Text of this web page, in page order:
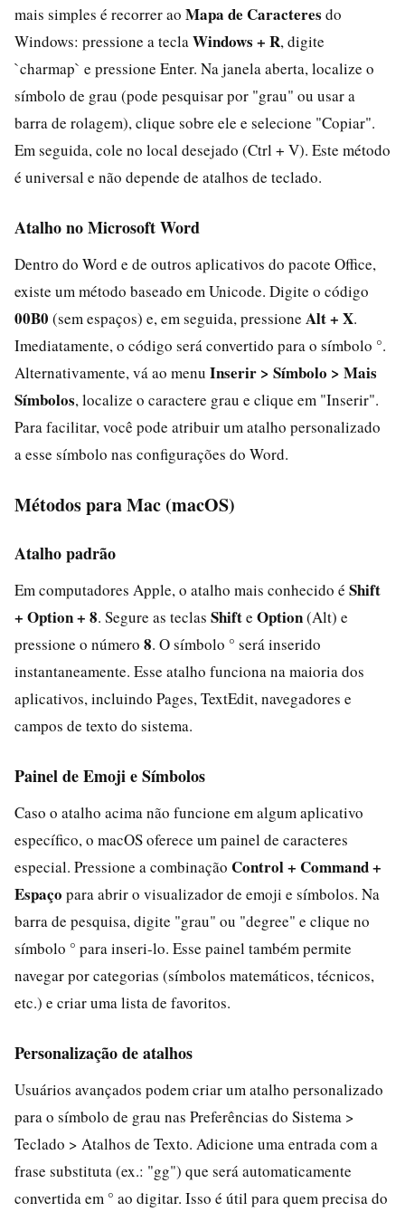
mais simples é recorrer ao Mapa de Caracteres do
Windows: pressione a tecla Windows + R, digite
`charmap` e pressione Enter. Na janela aberta, localize o
símbolo de grau (pode pesquisar por "grau" ou usar a
barra de rolagem), clique sobre ele e selecione "Copiar".
Em seguida, cole no local desejado (Ctrl + V). Este método
é universal e não depende de atalhos de teclado.
Atalho no Microsoft Word
Dentro do Word e de outros aplicativos do pacote Office,
existe um método baseado em Unicode. Digite o código
00B0 (sem espaços) e, em seguida, pressione Alt + X.
Imediatamente, o código será convertido para o símbolo °.
Alternativamente, vá ao menu Inserir > Símbolo > Mais
Símbolos, localize o caractere grau e clique em "Inserir".
Para facilitar, você pode atribuir um atalho personalizado
a esse símbolo nas configurações do Word.
Métodos para Mac (macOS)
Atalho padrão
Em computadores Apple, o atalho mais conhecido é Shift
+ Option + 8. Segure as teclas Shifte Option(Alt) e
pressione o número 8. O símbolo ° será inserido
instantaneamente. Esse atalho funciona na maioria dos
aplicativos, incluindo Pages, TextEdit, navegadores e
campos de texto do sistema.
Painel de Emoji e Símbolos
Caso o atalho acima não funcione em algum aplicativo
específico, o macOS oferece um painel de caracteres
especial. Pressione a combinação Control + Command +
Espaço para abrir o visualizador de emoji e símbolos. Na
barra de pesquisa, digite "grau" ou "degree" e clique no
símbolo ° para inseri-lo. Esse painel também permite
navegar por categorias (símbolos matemáticos, técnicos,
etc.) e criar uma lista de favoritos.
Personalização de atalhos
Usuários avançados podem criar um atalho personalizado
para o símbolo de grau nas Preferências do Sistema >
Teclado > Atalhos de Texto. Adicione uma entrada com a
frase substituta (ex.: "gg") que será automaticamente
convertida em ° ao digitar. Isso é útil para quem precisa do